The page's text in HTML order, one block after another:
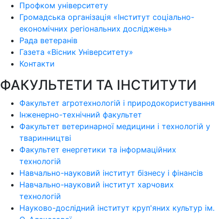
Профком університету
Громадська організація «Інститут соціально-
економічних регіональних досліджень»
Рада ветеранів
Газета «Вісник Університету»
Контакти
ФАКУЛЬТЕТИ ТА ІНСТИТУТИ
Факультет агротехнологій і природокористування
Інженерно-технічний факультет
Факультет ветеринарної медицини і технологій у
тваринництві
Факультет енергетики та інформаційних
технологій
Навчально-науковий інститут бізнесу і фінансів
Навчально-науковий інститут харчових
технологій
Науково-дослідний інститут круп'яних культур ім.